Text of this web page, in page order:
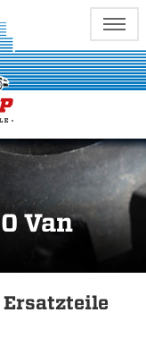
Van
Ersatzteile